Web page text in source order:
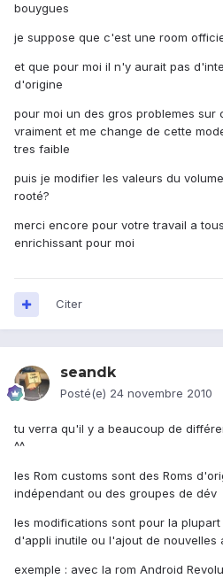
bouygues
je suppose que c'est une room
et que pour moi il n'y aurait pas
d'origine
pour moi un des gros problemes sur
vraiment et me change de cette
tres faible
puis je modifier les valeurs du
rooté?
merci encore pour votre travail a
enrichissant pour moi
Citer
seandk
Posté(e) 24 novembre 2010
tu verra qu'il y a beaucoup de
^^
les Rom customs sont des Roms
indépendant ou des groupes de dév
les modifications sont pour la
d'appli inutile ou l'ajout de nouvelles
exemple : avec la rom Android